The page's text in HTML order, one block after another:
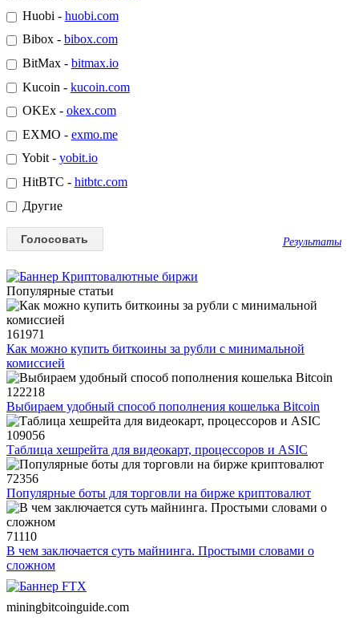
Huobi - huobi.com
Bibox - bibox.com
BitMax - bitmax.io
Kucoin - kucoin.com
OKEx - okex.com
EXMO - exmo.me
Yobit - yobit.io
HitBTC - hitbtc.com
Другие
Результаты
Популярные статьи
161971
Как можно купить биткоины за рубли с минимальной
комиссией
122218
Выбираем удобный способ пополнения кошелька Bitcoin
109056
Таблица хешрейта для видеокарт, процессоров и ASIC
72356
Популярные боты для торговли на бирже криптовалют
71110
В чем заключается суть майнинга. Простыми словами о
сложном
miningbitcoinguide.com